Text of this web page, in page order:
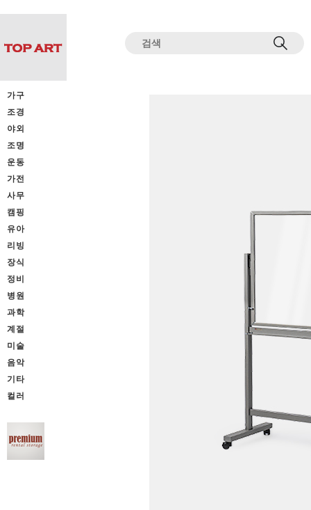
가구
조경
야외
조명
운동
가전
사무
캠핑
유아
리빙
장식
정비
병원
과학
계절
미술
음악
기타
컬러